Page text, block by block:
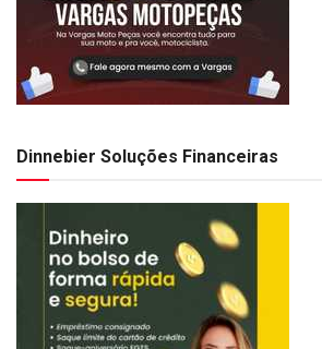
Dinnebier Soluções Financeiras